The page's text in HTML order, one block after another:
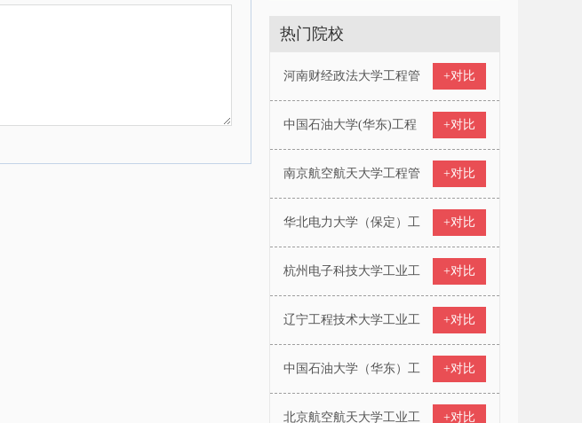
热门院校
河南财经政法大学工程管 +对比
中国石油大学(华东)工程 +对比
南京航空航天大学工程管 +对比
华北电力大学（保定）工 +对比
杭州电子科技大学工业工 +对比
辽宁工程技术大学工业工 +对比
中国石油大学（华东）工 +对比
北京航空航天大学工业工 +对比